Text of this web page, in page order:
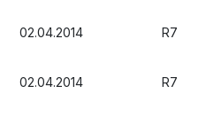
02.04.2014 R7
02.04.2014 R7